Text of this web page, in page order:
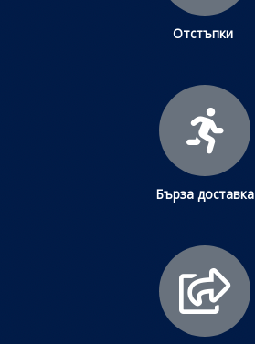
Отстъпки
Бърза доставка